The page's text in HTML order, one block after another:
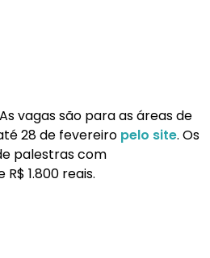
vagas são para as áreas de
28 de fevereiro pelo site. Os
palestras com
1.800 reais.